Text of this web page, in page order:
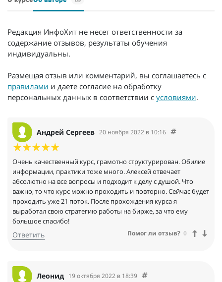
Редакция ИнфоХит не несет ответственности за
содержание отзывов, результаты обучения
индивидуальны.
Размещая отзыв или комментарий, вы соглашаетесь с
правилами и даете согласие на обработку
персональных данных в соответствии с условиями.
Андрей Сергеев 20 ноября 2022 в 10:16
Очень качественный курс, грамотно структурирован. Обилие
информации, практики тоже много. Алексей отвечает
абсолютно на все вопросы и подходит к делу с душой. Что
важно, то что курс можно проходить и повторно. Сейчас будет
проходить уже 21 поток. После прохождения курса я
выработал свою стратегию работы на бирже, за что ему
большое спасибо!
Ответить Помог ли отзыв? 0
Леонид 19 октября 2022 в 18:39